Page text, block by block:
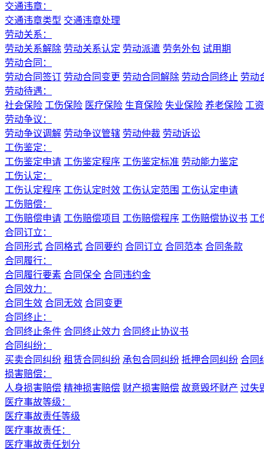
交通违章：
交通违章类型 交通违章处理
劳动关系：
劳动关系解除 劳动关系认定 劳动派遣 劳务外包 试用期
劳动合同：
劳动合同签订 劳动合同变更 劳动合同解除 劳动合同终止 劳动
劳动待遇：
社会保险 工伤保险 医疗保险 生育保险 失业保险 养老保险 工资
劳动争议：
劳动争议调解 劳动争议管辖 劳动仲裁 劳动诉讼
工伤鉴定：
工伤鉴定申请 工伤鉴定程序 工伤鉴定标准 劳动能力鉴定
工伤认定：
工伤认定程序 工伤认定时效 工伤认定范围 工伤认定申请
工伤赔偿：
工伤赔偿申请 工伤赔偿项目 工伤赔偿程序 工伤赔偿协议书 工
合同订立：
合同形式 合同格式 合同要约 合同订立 合同范本 合同条款
合同履行：
合同履行要素 合同保全 合同违约金
合同效力：
合同生效 合同无效 合同变更
合同终止：
合同终止条件 合同终止效力 合同终止协议书
合同纠纷：
买卖合同纠纷 租赁合同纠纷 承包合同纠纷 抵押合同纠纷 合同
损害赔偿：
人身损害赔偿 精神损害赔偿 财产损害赔偿 故意毁坏财产 过失
医疗事故等级：
医疗事故责任等级
医疗事故责任：
医疗事故责任划分